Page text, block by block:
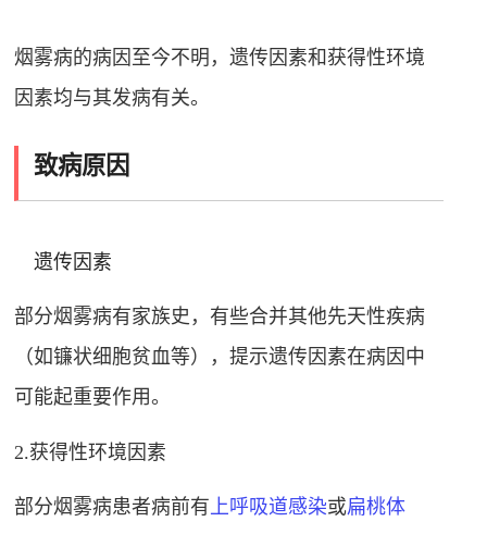
烟雾病的病因至今不明 ，遗传因素和获得性环境
因素均与其发病有关。
致病原因
遗传因素
部分烟雾病有家族史，有些合并其他先天性疾病
（如镰状细胞贫血等），提示遗传因素在病因中
可能起重要作用。
2.获得性环境因素
部分烟雾病患者病前有 上呼吸道感染或扁桃体